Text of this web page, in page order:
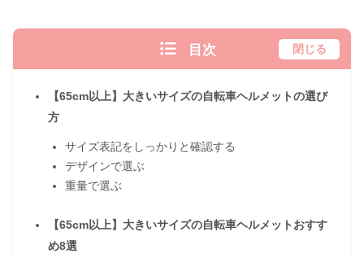
目次 閉じる
【65cm以上】大きいサイズの自転車ヘルメットの選び
方
サイズ表記をしっかりと確認する
デザインで選ぶ
重量で選ぶ
【65cm以上】大きいサイズの自転車ヘルメットおすす
め8選